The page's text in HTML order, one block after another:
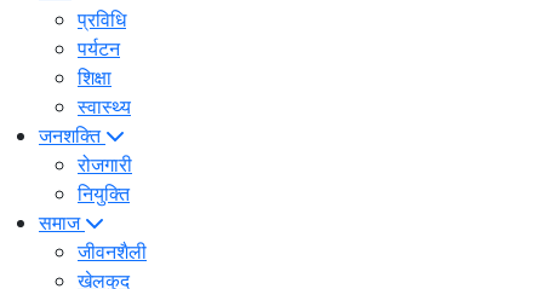
प्रविधि
पर्यटन
शिक्षा
स्वास्थ्य
जनशक्ति
रोजगारी
नियुक्ति
समाज
जीवनशैली
खेलकुद